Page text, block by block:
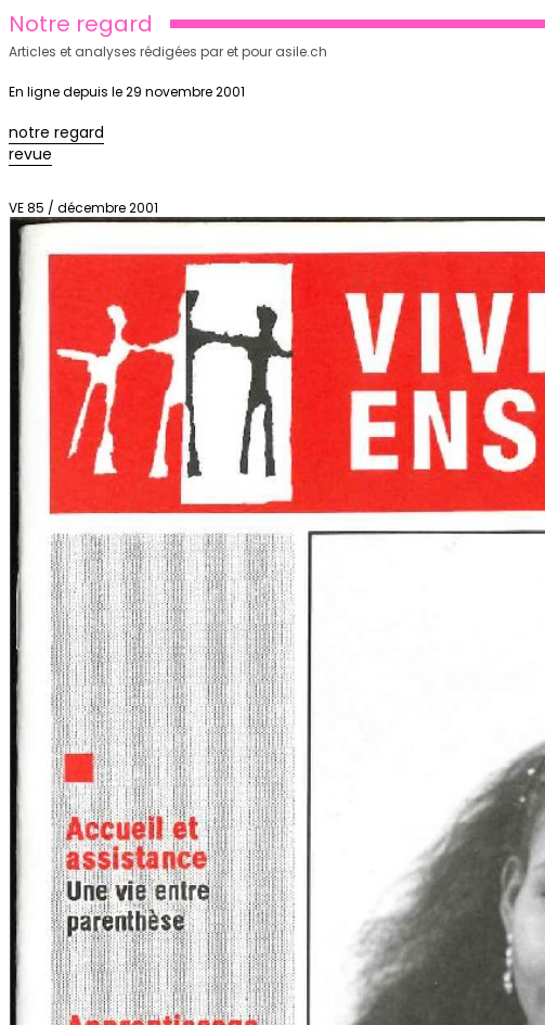
Notre regard
Articles et analyses rédigées par et pour asile.ch
En ligne depuis le 29 novembre 2001
notre regard
revue
VE 85 / décembre 2001